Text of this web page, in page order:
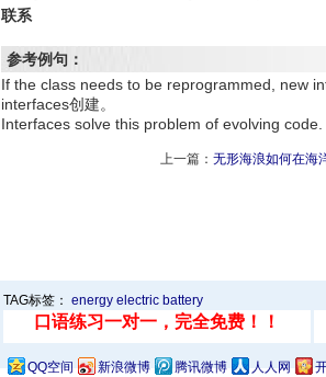
联系
参考例句：
If the class needs to be reprogrammed, new
interfaces创建。
Interfaces solve this problem of evolving code.
上一篇： 无形海浪如何在海
TAG标签： energy electric battery
QQ空间 新浪微博 腾讯微博 人人网